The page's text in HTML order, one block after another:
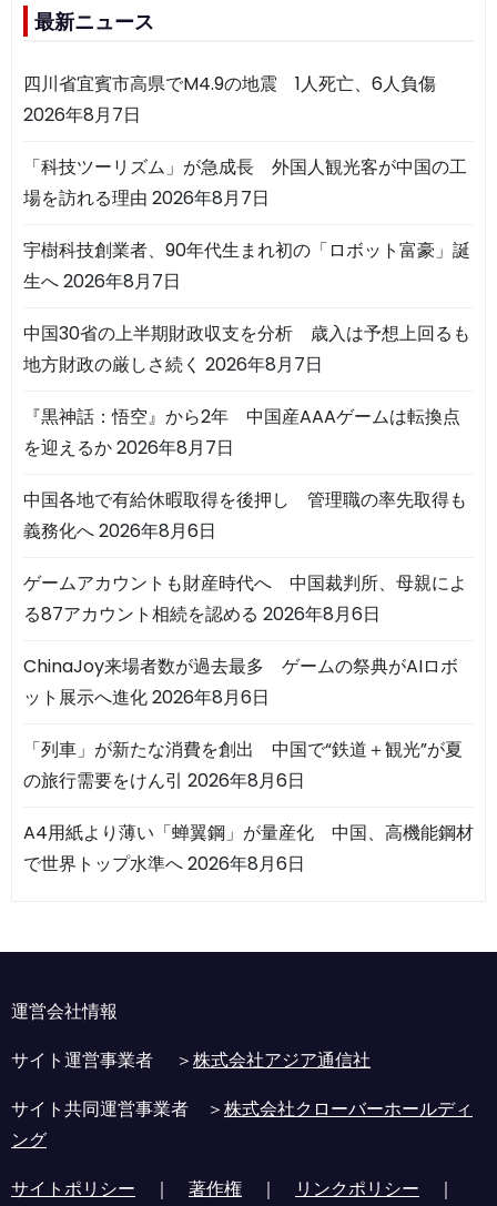
最新ニュース
四川省宜賓市高県でM4.9の地震 1人死亡、6人負傷
2026年8月7日
「科技ツーリズム」が急成長 外国人観光客が中国の工
場を訪れる理由 2026年8月7日
宇樹科技創業者、90年代生まれ初の「ロボット富豪」誕
生へ2026年8月7日
中国30省の上半期財政収支を分析 歳入は予想上回るも
地方財政の厳しさ続く 2026年8月7日
『黒神話：悟空』から2年 中国産AAAゲームは転換点
を迎えるか2026年8月7日
中国各地で有給休暇取得を後押し 管理職の率先取得も
義務化へ2026年8月6日
ゲームアカウントも財産時代へ 中国裁判所、母親によ
る87アカウント相続を認める 2026年8月6日
ChinaJoy来場者数が過去最多 ゲームの祭典がAIロボ
ット展示へ進化2026年8月6日
「列車」が新たな消費を創出 中国で“鉄道＋観光”が夏
の旅行需要をけん引 2026年8月6日
A4用紙より薄い「蝉翼鋼」が量産化 中国、高機能鋼材
で世界トップ水準へ2026年8月6日
運営会社情報
サイト運営事業者 ＞株式会社アジア通信社
サイト共同運営事業者 ＞株式会社クローバーホールディ
ング
サイトポリシー ｜ 著作権 ｜ リンクポリシー ｜